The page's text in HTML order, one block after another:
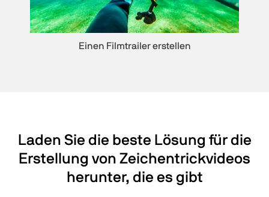
Einen Filmtrailer erstellen
Laden Sie die beste Lösung für die
Erstellung von Zeichentrickvideos
herunter, die es gibt